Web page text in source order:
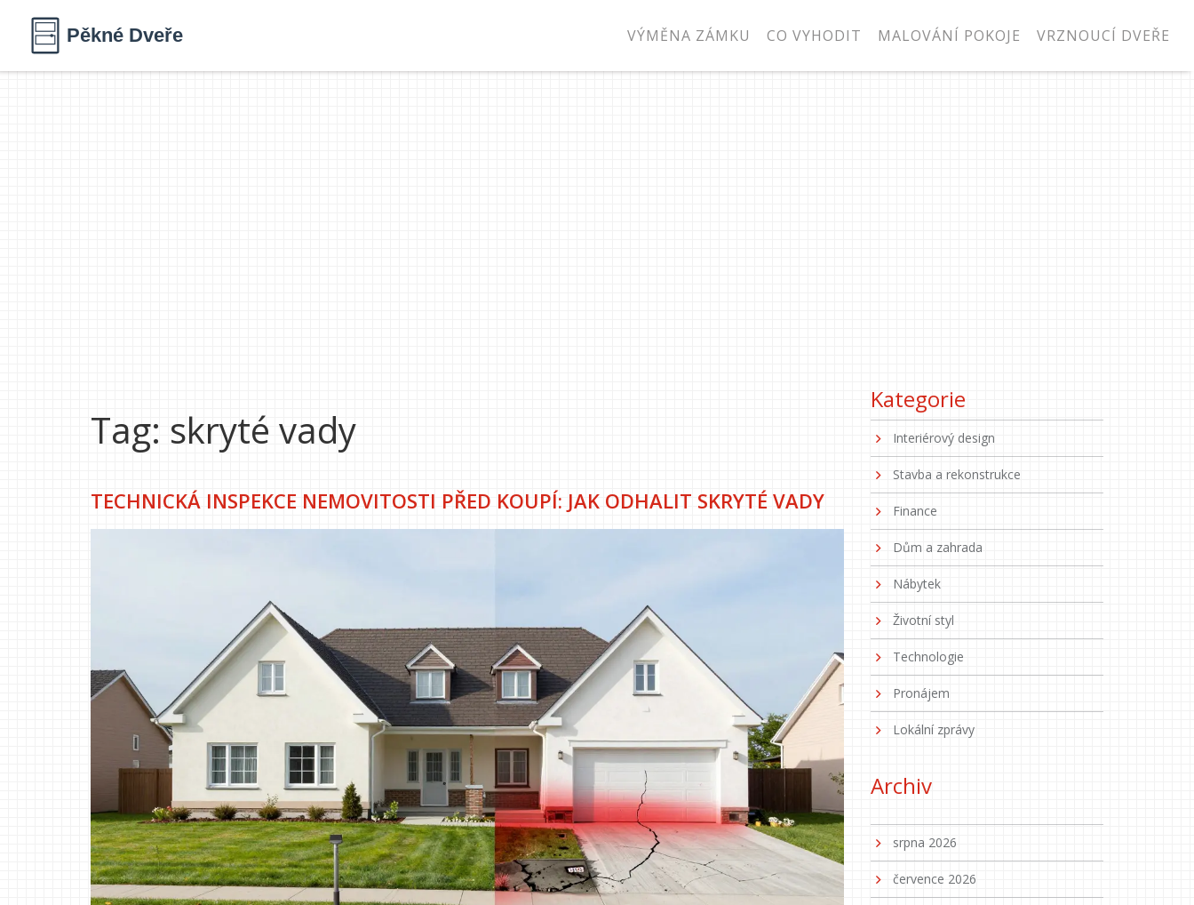
VÝMĚNA ZÁMKU CO VYHODIT MALOVÁNÍ POKOJE VRZNOUCÍ DVEŘE
Tag: skryté vady
TECHNICKÁ INSPEKCE NEMOVITOSTI PŘED KOUPÍ: JAK ODHALIT SKRYTÉ VADY
Kategorie
Interiérový design
Stavba a rekonstrukce
Finance
Dům a zahrada
Nábytek
Životní styl
Technologie
Pronájem
Lokální zprávy
Archiv
srpna 2026
července 2026